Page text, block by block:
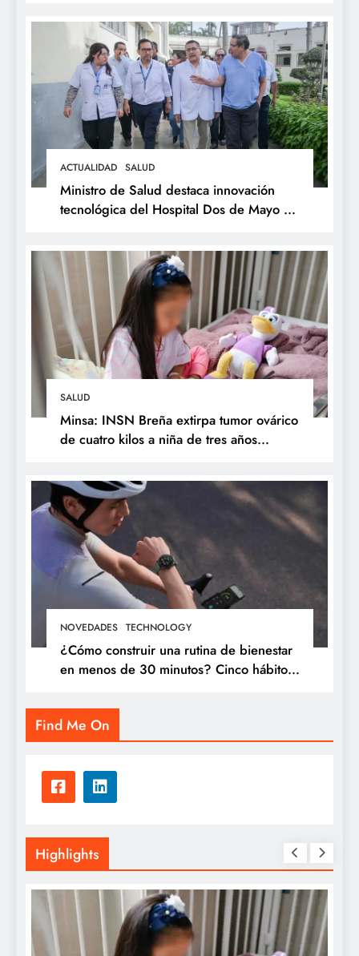
ACTUALIDAD SALUD
Ministro de Salud destaca innovación
tecnológica del Hospital Dos de Mayo y
Galen
SALUD
Minsa: INSN Breña extirpa tumor ovárico
de cuatro kilos a niña de tres años
NOVEDADES TECHNOLOGY
¿Cómo construir una rutina de bienestar
en menos de 30 minutos? Cinco hábitos
Find Me On
Highlights